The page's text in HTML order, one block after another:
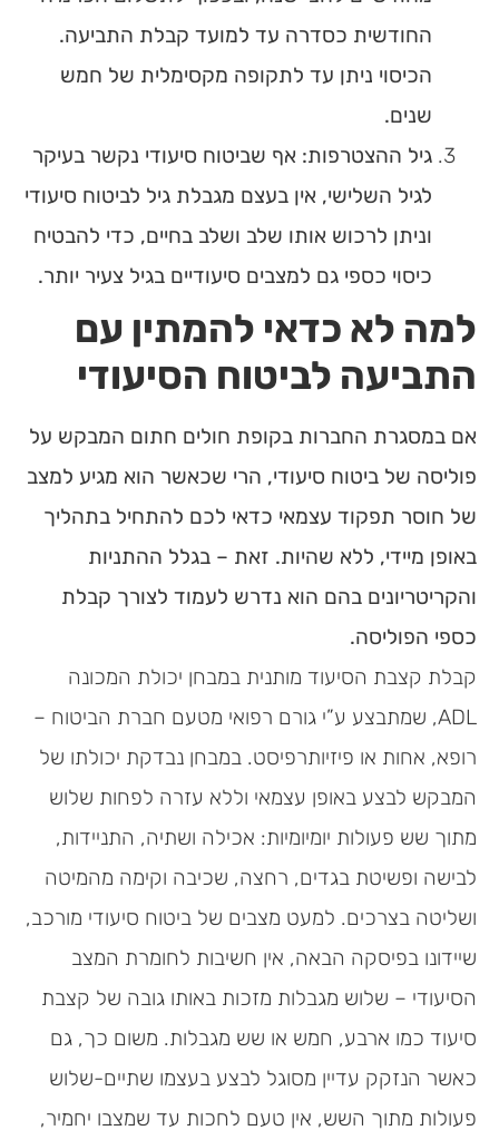
החודשית כסדרה עד למועד קבלת התביעה.
הכיסוי ניתן עד לתקופה מקסימלית של חמש
שנים.
גיל ההצטרפות: אף שביטוח סיעודי נקשר בעיקר
לגיל השלישי, אין בעצם מגבלת גיל לביטוח סיעודי
וניתן לרכוש אותו שלב ושלב בחיים, כדי להבטיח
כיסוי כספי גם למצבים סיעודיים בגיל צעיר יותר.
למה לא כדאי להמתין עם
התביעה לביטוח הסיעודי
אם במסגרת החברות בקופת חולים חתום המבקש על
פוליסה של ביטוח סיעודי, הרי שכאשר הוא מגיע למצב
של חוסר תפקוד עצמאי כדאי לכם להתחיל בתהליך
באופן מיידי, ללא שהיות. זאת – בגלל ההתניות
והקריטריונים בהם הוא נדרש לעמוד לצורך קבלת
כספי הפוליסה.
קבלת קצבת הסיעוד מותנית במבחן יכולת המכונה
ADL, שמתבצע ע”י גורם רפואי מטעם חברת הביטוח –
רופא, אחות או פיזיותרפיסט. במבחן נבדקת יכולתו של
המבקש לבצע באופן עצמאי וללא עזרה לפחות שלוש
מתוך שש פעולות יומיומיות: אכילה ושתיה, התניידות,
לבישה ופשיטת בגדים, רחצה, שכיבה וקימה מהמיטה
ושליטה בצרכים. למעט מצבים של ביטוח סיעודי מורכב,
שיידונו בפיסקה הבאה, אין חשיבות לחומרת המצב
הסיעודי – שלוש מגבלות מזכות באותו גובה של קצבת
סיעוד כמו ארבע, חמש או שש מגבלות. משום כך, גם
כאשר הנזקק עדיין מסוגל לבצע בעצמו שתיים-שלוש
פעולות מתוך השש, אין טעם לחכות עד שמצבו יחמיר,